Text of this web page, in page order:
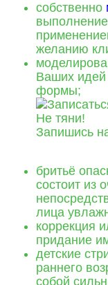
собственно
желанию
Ваших идей
формы;
Не тяни!
Запишись
бритьё
состоит из
лица
коррекция
придание
детские
раннего
собой